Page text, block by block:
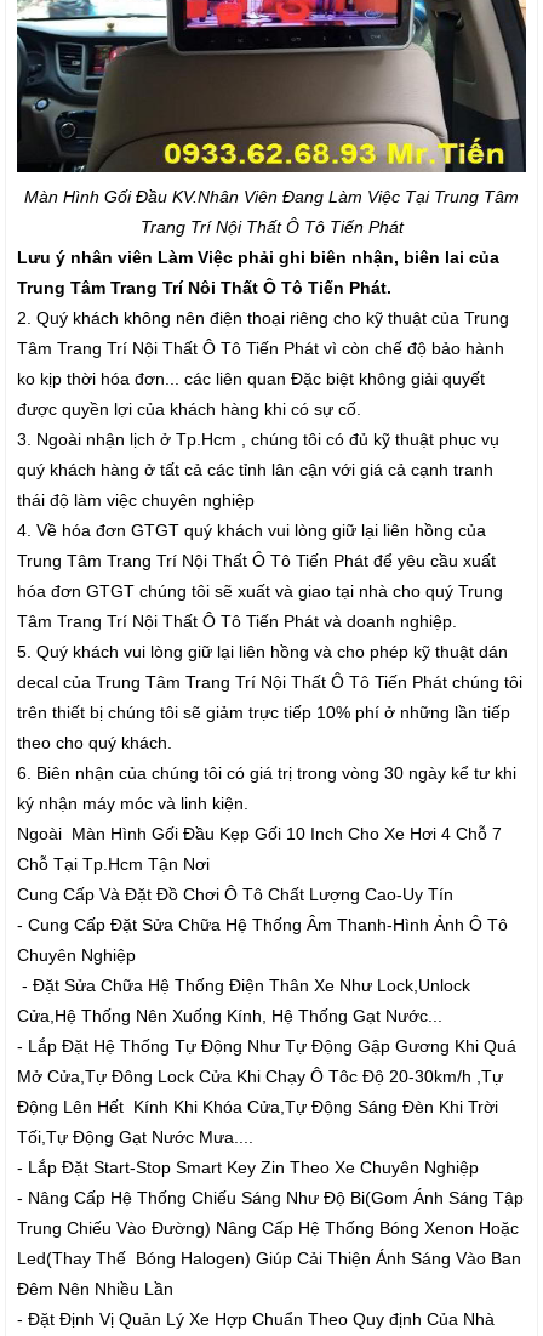
Màn Hình Gối Đầu KV.Nhân Viên Đang Làm Việc Tại Trung Tâm
Trang Trí Nội Thất Ô Tô Tiến Phát
Lưu ý nhân viên Làm Việc phải ghi biên nhận, biên lai của
Trung Tâm Trang Trí Nôi Thất Ô Tô Tiến Phát.
2. Quý khách không nên điện thoại riêng cho kỹ thuật của Trung
Tâm Trang Trí Nội Thất Ô Tô Tiến Phát vì còn chế độ bảo hành
ko kịp thời hóa đơn... các liên quan Đặc biệt không giải quyết
được quyền lợi của khách hàng khi có sự cố.
3. Ngoài nhận lịch ở Tp.Hcm , chúng tôi có đủ kỹ thuật phục vụ
quý khách hàng ở tất cả các tỉnh lân cận với giá cả cạnh tranh
thái độ làm việc chuyên nghiệp
4. Về hóa đơn GTGT quý khách vui lòng giữ lại liên hồng của
Trung Tâm Trang Trí Nội Thất Ô Tô Tiến Phát để yêu cầu xuất
hóa đơn GTGT chúng tôi sẽ xuất và giao tại nhà cho quý Trung
Tâm Trang Trí Nội Thất Ô Tô Tiến Phát và doanh nghiệp.
5. Quý khách vui lòng giữ lại liên hồng và cho phép kỹ thuật dán
decal của Trung Tâm Trang Trí Nội Thất Ô Tô Tiến Phát chúng tôi
trên thiết bị chúng tôi sẽ giảm trực tiếp 10% phí ở những lần tiếp
theo cho quý khách.
6. Biên nhận của chúng tôi có giá trị trong vòng 30 ngày kể tư khi
ký nhận máy móc và linh kiện.
Ngoài Màn Hình Gối Đầu Kẹp Gối 10 Inch Cho Xe Hơi 4 Chỗ 7
Chỗ Tại Tp.Hcm Tận Nơi
Cung Cấp Và Đặt Đồ Chơi Ô Tô Chất Lượng Cao-Uy Tín
- Cung Cấp Đặt Sửa Chữa Hệ Thống Âm Thanh-Hình Ảnh Ô Tô
Chuyên Nghiệp
- Đặt Sửa Chữa Hệ Thống Điện Thân Xe Như Lock,Unlock
Cửa,Hệ Thống Nên Xuống Kính, Hệ Thống Gạt Nước...
- Lắp Đặt Hệ Thống Tự Động Như Tự Động Gập Gương Khi Quá
Mở Cửa,Tự Đông Lock Cửa Khi Chạy Ô Tôc Độ 20-30km/h ,Tự
Động Lên Hết Kính Khi Khóa Cửa,Tự Động Sáng Đèn Khi Trời
Tối,Tự Động Gạt Nước Mưa....
- Lắp Đặt Start-Stop Smart Key Zin Theo Xe Chuyên Nghiệp
- Nâng Cấp Hệ Thống Chiếu Sáng Như Độ Bi(Gom Ánh Sáng Tập
Trung Chiếu Vào Đường) Nâng Cấp Hệ Thống Bóng Xenon Hoặc
Led(Thay Thế Bóng Halogen) Giúp Cải Thiện Ánh Sáng Vào Ban
Đêm Nên Nhiều Lần
- Đặt Định Vị Quản Lý Xe Hợp Chuẩn Theo Quy định Của Nhà